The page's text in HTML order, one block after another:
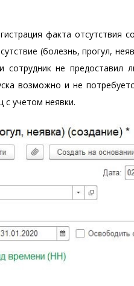
факта отсутствия
(болезнь, прогул,
не предоставил
возможно и не
с учетом неявки.